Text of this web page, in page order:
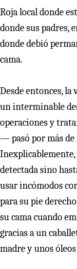
Roja local donde
donde sus padres,
donde debió
cama.
Desde entonces,
un interminable
operaciones y
— pasó por más de
detectada sino
usar incómodos
para su pie
su cama cuando
gracias a un
madre y unos